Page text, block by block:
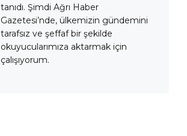
tanıdı. Şimdi Ağrı Haber
Gazetesi’nde, ülkemizin gündemini
tarafsız ve şeffaf bir şekilde
okuyucularımıza aktarmak için
çalışıyorum.